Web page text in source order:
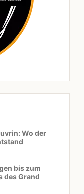
Wo der
bis zum
des Grand